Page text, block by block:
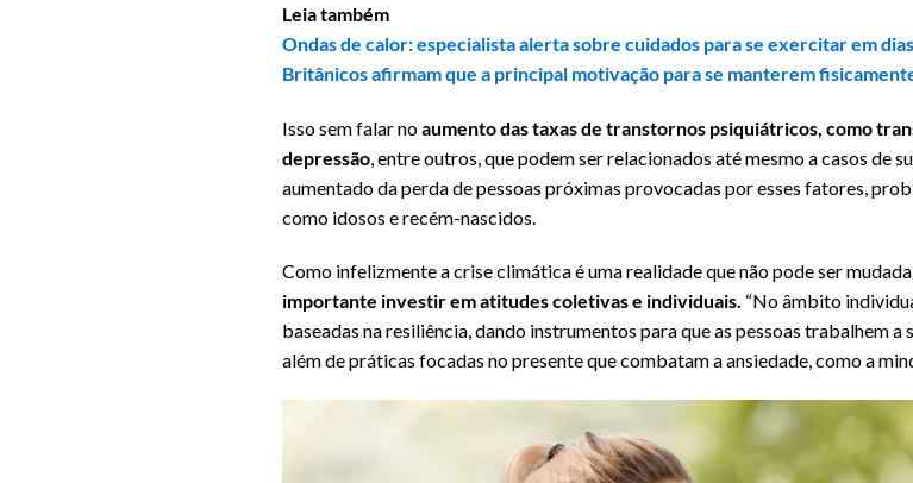
Leia também
Ondas de calor: especialista alerta sobre cuidados para se exercitar em
Britânicos afirmam que a principal motivação para se manterem
Isso sem falar noaumento das taxas de transtornos psiquiátricos, como
depressão , entre outros, que podem ser relacionados até mesmo a casos de
aumentado da perda de pessoas próximas provocadas por esses fatores,
como idosos e recém-nascidos.
Como infelizmente a crise climática é uma realidade que não pode ser
importante investir em atitudes coletivas e individuais. “No âmbito
baseadas na resiliência, dando instrumentos para que as pessoas trabalhem
além de práticas focadas no presente que combatam a ansiedade, como a